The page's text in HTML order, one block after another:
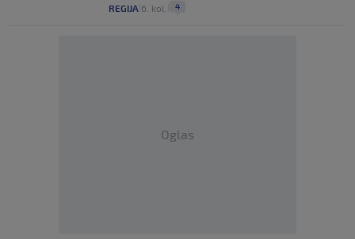
REGIJA 6. kol. 4
Oglas